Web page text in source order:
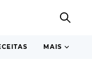
MAIS